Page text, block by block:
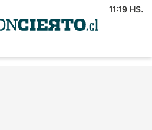
11:19 HS.